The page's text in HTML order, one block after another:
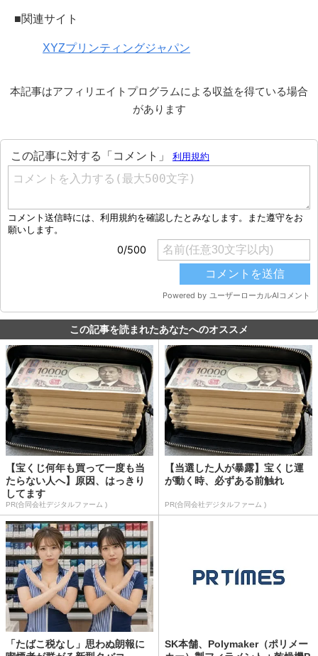
■関連サイト
XYZプリンティングジャパン
本記事はアフィリエイトプログラムによる収益を得ている場合
があります
この記事を読まれたあなたへのオススメ
【宝くじ何年も買って一度も当
たらない人へ】原因、はっきり
してます
PR(合同会社デジタルファーム )
【当選した人が暴露】宝くじ運
が動く時、必ずある前触れ
PR(合同会社デジタルファーム )
「たばこ税なし」思わぬ朗報に
SK本舗、Polymaker（ポリメー